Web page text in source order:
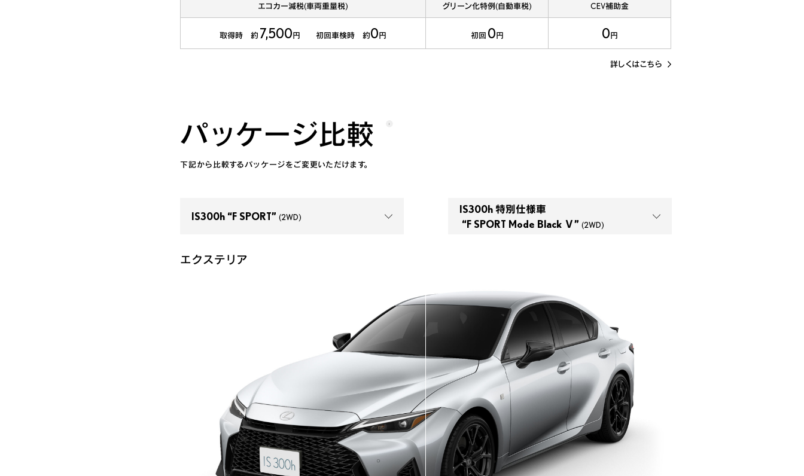
エコカー減税(車両重量税) グリーン化特例(自動車税) CEV補助金
取得時 約 7,500円 初回車検時 約0円 初回 0円 0円
詳しくはこちら
パッケージ比較
下記から比較するパッケージをご変更いただけます。
IS300h “F SPORT” (2WD)
IS300h 特別仕様車
“F SPORT Mode Black Ⅴ” (2WD)
IS300h(2WD)
エクステリア